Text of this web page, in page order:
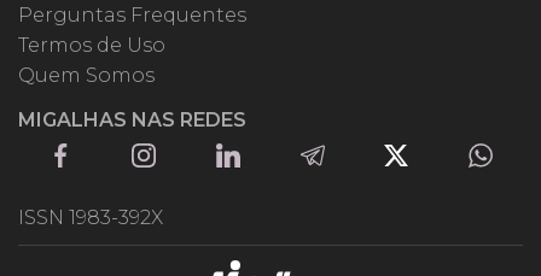
Perguntas Frequentes
Termos de Uso
Quem Somos
MIGALHAS NAS REDES
ISSN 1983-392X